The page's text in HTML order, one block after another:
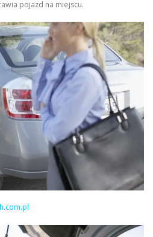
pojazd na miejscu.